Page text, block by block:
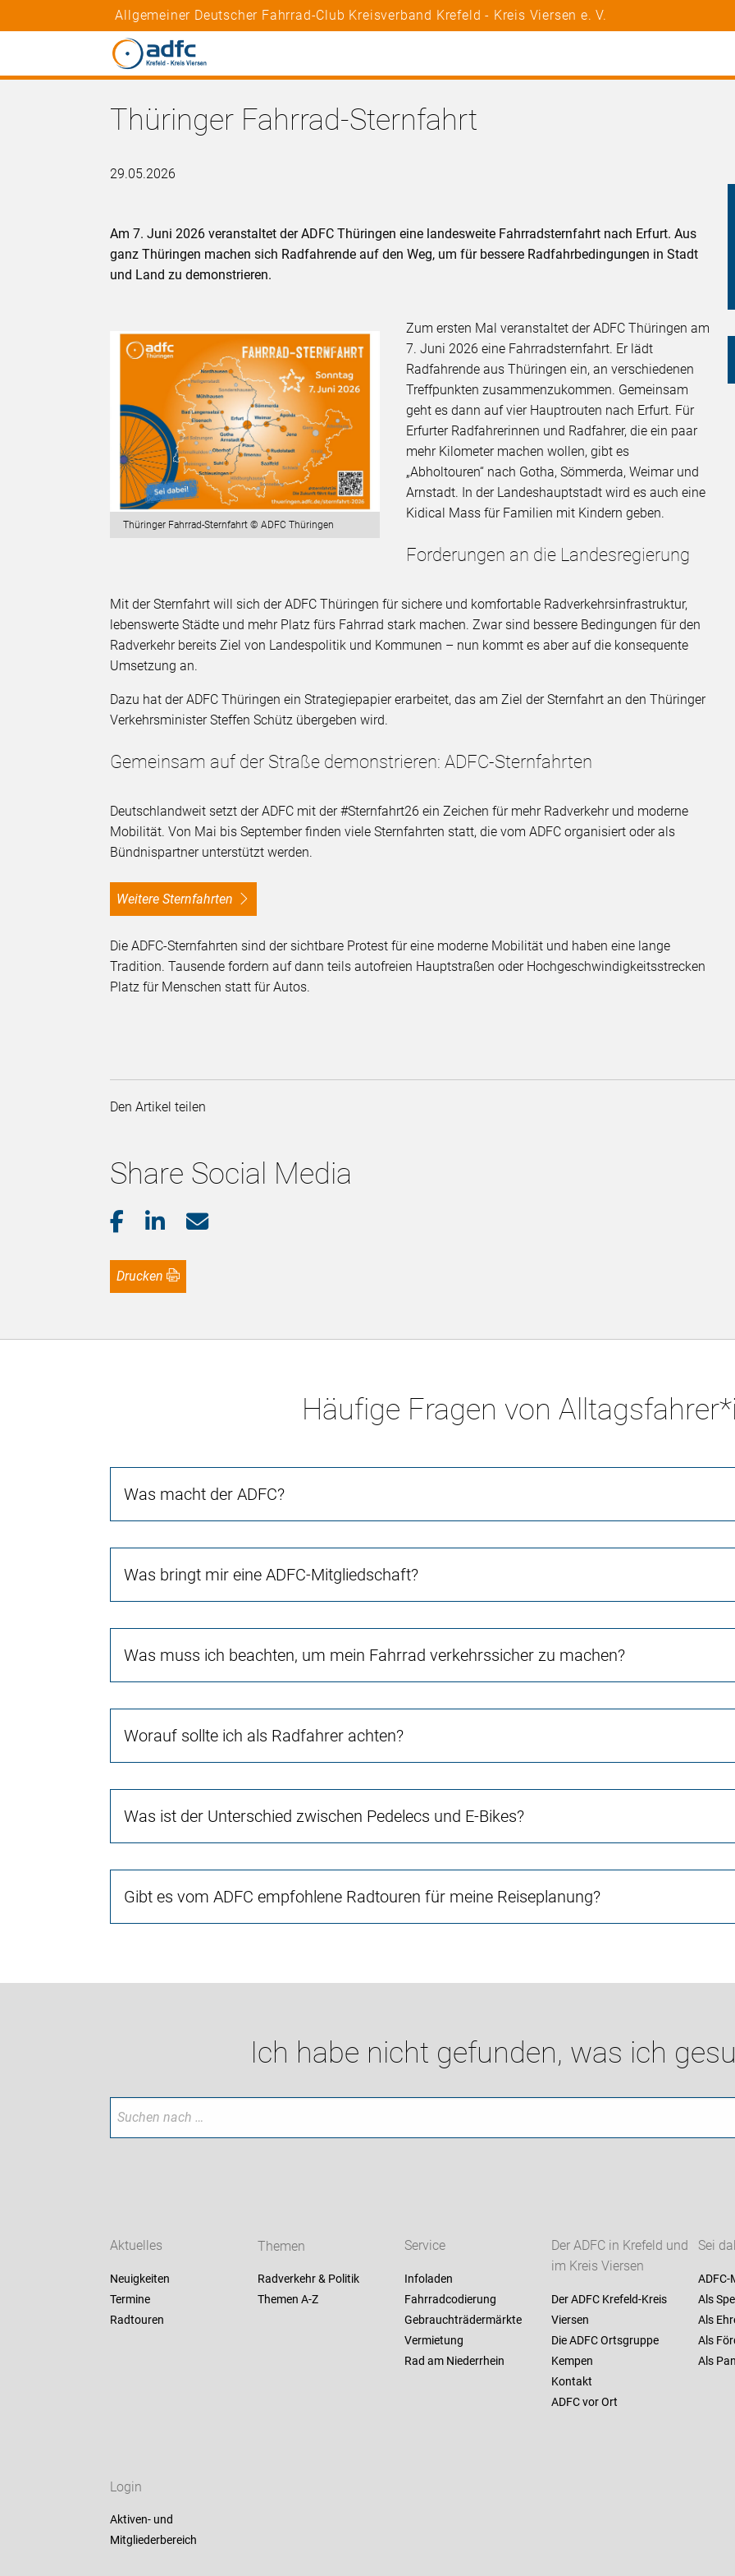
Allgemeiner Deutscher Fahrrad-Club Kreisverband Krefeld - Kreis Viersen e. V.
Thüringer Fahrrad-Sternfahrt
29.05.2026
Am 7. Juni 2026 veranstaltet der ADFC Thüringen eine landesweite Fahrradsternfahrt nach Erfurt. Aus
ganz Thüringen machen sich Radfahrende auf den Weg, um für bessere Radfahrbedingungen in Stadt
und Land zu demonstrieren.
Thüringer Fahrrad-Sternfahrt © ADFC Thüringen
Zum ersten Mal veranstaltet der ADFC Thüringen am
7. Juni 2026 eine Fahrradsternfahrt. Er lädt
Radfahrende aus Thüringen ein, an verschiedenen
Treffpunkten zusammenzukommen. Gemeinsam
geht es dann auf vier Hauptrouten nach Erfurt. Für
Erfurter Radfahrerinnen und Radfahrer, die ein paar
mehr Kilometer machen wollen, gibt es
„Abholtouren“ nach Gotha, Sömmerda, Weimar und
Arnstadt. In der Landeshauptstadt wird es auch eine
Kidical Mass für Familien mit Kindern geben.
Forderungen an die Landesregierung
Mit der Sternfahrt will sich der ADFC Thüringen für sichere und komfortable Radverkehrsinfrastruktur,
lebenswerte Städte und mehr Platz fürs Fahrrad stark machen. Zwar sind bessere Bedingungen für den
Radverkehr bereits Ziel von Landespolitik und Kommunen – nun kommt es aber auf die konsequente
Umsetzung an.
Dazu hat der ADFC Thüringen ein Strategiepapier erarbeitet, das am Ziel der Sternfahrt an den Thüringer
Verkehrsminister Steffen Schütz übergeben wird.
Gemeinsam auf der Straße demonstrieren: ADFC-Sternfahrten
Deutschlandweit setzt der ADFC mit der #Sternfahrt26 ein Zeichen für mehr Radverkehr und moderne
Mobilität. Von Mai bis September finden viele Sternfahrten statt, die vom ADFC organisiert oder als
Bündnispartner unterstützt werden.
Weitere Sternfahrten
Die ADFC-Sternfahrten sind der sichtbare Protest für eine moderne Mobilität und haben eine lange
Tradition. Tausende fordern auf dann teils autofreien Hauptstraßen oder Hochgeschwindigkeitsstrecken
Platz für Menschen statt für Autos.
Den Artikel teilen
Share Social Media
Drucken
Häufige Fragen von
Was macht der ADFC?
Was bringt mir eine ADFC-Mitgliedschaft?
Was muss ich beachten, um mein Fahrrad verkehrssicher zu machen?
Worauf sollte ich als Radfahrer achten?
Was ist der Unterschied zwischen Pedelecs und E-Bikes?
Gibt es vom ADFC empfohlene Radtouren für meine Reiseplanung?
Ich habe nicht gefunden, was ich
Aktuelles
Neuigkeiten
Termine
Radtouren
Themen
Radverkehr & Politik
Themen A-Z
Service
Infoladen
Fahrradcodierung
Gebrauchträdermärkte
Vermietung
Rad am Niederrhein
Der ADFC in Krefeld und
im Kreis Viersen
Der ADFC Krefeld-Kreis
Viersen
Die ADFC Ortsgruppe
Kempen
Kontakt
ADFC vor Ort
Sei
Als
Als
Als
Als
Login
Aktiven- und
Mitgliederbereich